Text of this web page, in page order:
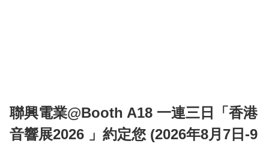
聯興電業@Booth A18 一連三日「香港
音響展2026 」約定您 (2026年8月7日-9